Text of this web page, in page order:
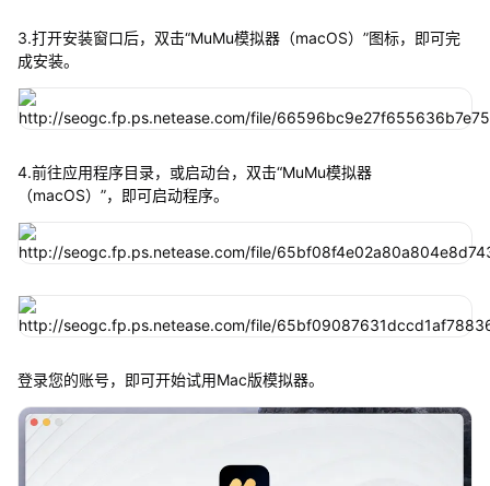
3.打开安装窗口后，双击“MuMu模拟器（macOS）”图标，即可完
成安装。
4.前往应用程序目录，或启动台，双击“MuMu模拟器
（macOS）”，即可启动程序。
登录您的账号，即可开始试用Mac版模拟器。